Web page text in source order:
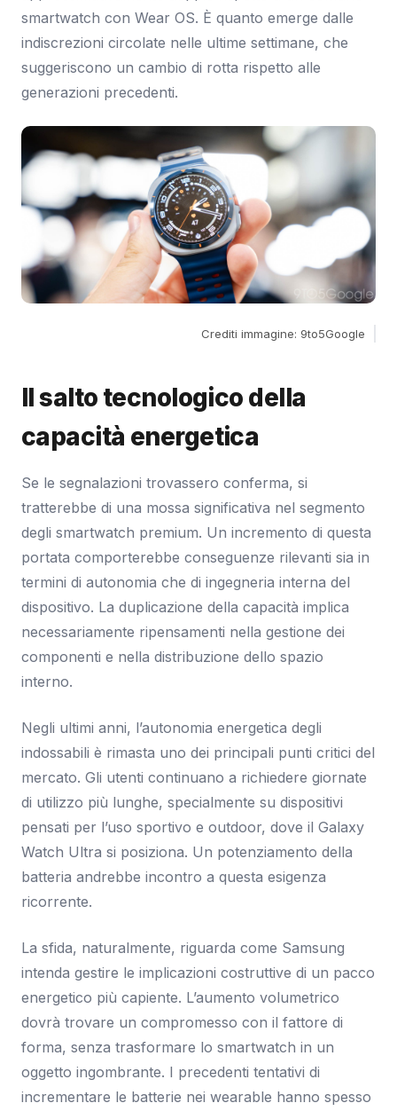
smartwatch con Wear OS. È quanto emerge dalle
indiscrezioni circolate nelle ultime settimane, che
suggeriscono un cambio di rotta rispetto alle
generazioni precedenti.
Crediti immagine: 9to5Google
Il salto tecnologico della
capacità energetica
Se le segnalazioni trovassero conferma, si
tratterebbe di una mossa significativa nel segmento
degli smartwatch premium. Un incremento di questa
portata comporterebbe conseguenze rilevanti sia in
termini di autonomia che di ingegneria interna del
dispositivo. La duplicazione della capacità implica
necessariamente ripensamenti nella gestione dei
componenti e nella distribuzione dello spazio
interno.
Negli ultimi anni, l’autonomia energetica degli
indossabili è rimasta uno dei principali punti critici del
mercato. Gli utenti continuano a richiedere giornate
di utilizzo più lunghe, specialmente su dispositivi
pensati per l’uso sportivo e outdoor, dove il Galaxy
Watch Ultra si posiziona. Un potenziamento della
batteria andrebbe incontro a questa esigenza
ricorrente.
La sfida, naturalmente, riguarda come Samsung
intenda gestire le implicazioni costruttive di un pacco
energetico più capiente. L’aumento volumetrico
dovrà trovare un compromesso con il fattore di
forma, senza trasformare lo smartwatch in un
oggetto ingombrante. I precedenti tentativi di
incrementare le batterie nei wearable hanno spesso